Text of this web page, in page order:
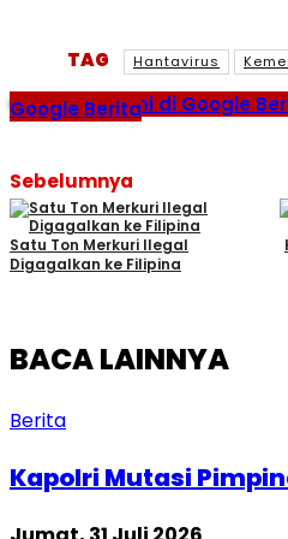
TAG Hantavirus
Temukan kami di Google
Google Berita
Sebelumnya
Satu Ton Merkuri Ilegal
Digagalkan ke Filipina
BACA LAINNYA
Berita
Kapolri Mutasi